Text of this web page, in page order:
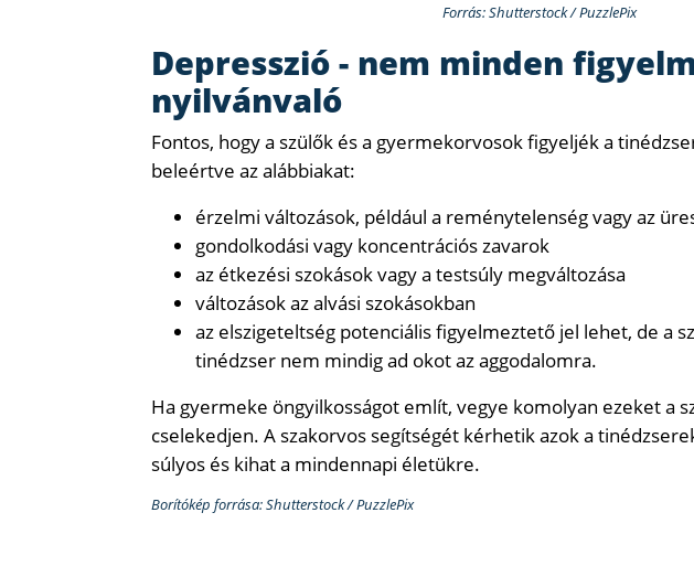
Forrás: Shutterstock / PuzzlePix
Depresszió - nem minden
nyilvánvaló
Fontos, hogy a szülők és a gyermekorvosok figyeljék a
beleértve az alábbiakat:
érzelmi változások, például a reménytelenség vagy az
gondolkodási vagy koncentrációs zavarok
az étkezési szokások vagy a testsúly megváltozása
változások az alvási szokásokban
az elszigeteltség potenciális figyelmeztető jel lehet, de a
tinédzser nem mindig ad okot az aggodalomra.
Ha gyermeke öngyilkosságot említ, vegye komolyan ezeket a
cselekedjen. A szakorvos segítségét kérhetik azok a
súlyos és kihat a mindennapi életükre.
Borítókép forrása: Shutterstock / PuzzlePix